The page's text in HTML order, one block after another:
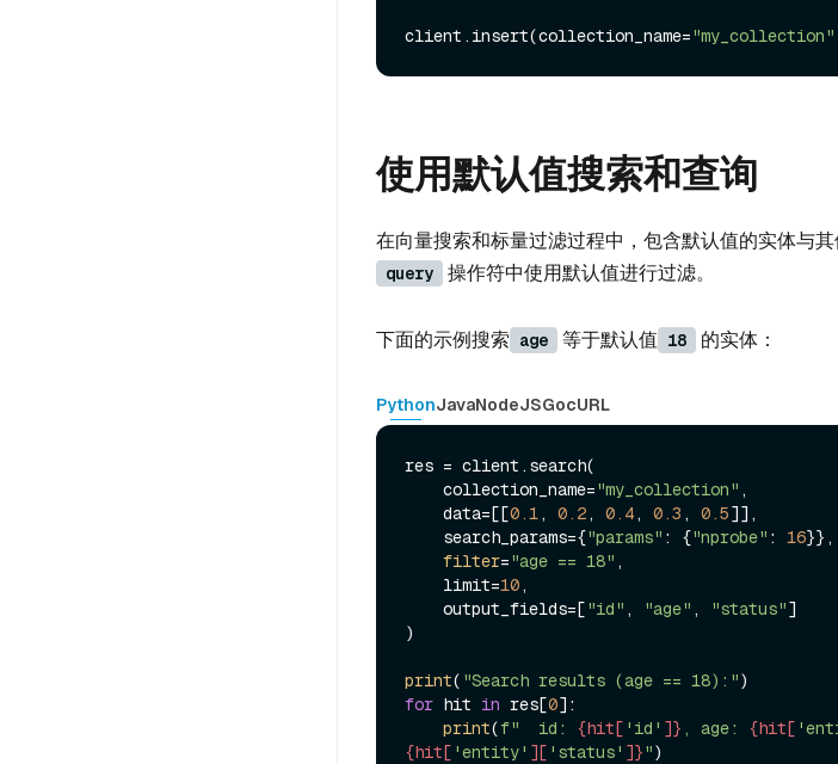
client.insert(collection_name="my_collection"
使用默认值搜索和查询
在向量搜索和标量过滤过程中，包含默认值的实体与
query 操作符中使用默认值进行过滤。
下面的示例搜索 age 等于默认值 18 的实体：
PythonJavaNodeJSGocURL
res = client.search(
    collection_name=
"my_collection" ,
    data=[[
0.1 , 0.2 , 0.4 , 0.3 , 0.5]],
    search_params={
"params" : {"nprobe" : 16}},
filter="age == 18" ,
    limit=
10 ,
    output_fields=[
"id" , "age" , "status"]
)
print( "Search results (age == 18):"
for hit in res[0]:
print(f"  id: {hit[ 'id' ]} , age: {hit[
{hit[ 'entity' ][ 'status' ]}"